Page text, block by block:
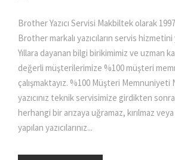
Brother Yazıcı Servisi Makbiltek olarak
Brother markalı yazıcıların servis
Yıllara dayanan bilgi birikimimiz ve uzman
değerli müşterilerimize %100 müşteri
çalışmaktayız. %100 Müşteri Memnuniyeti
yazıcınız teknik servisimize girdikten sonra
herhangi bir arızaya uğramaz, kırılmaz veya
yapılan yazıcılarınız...